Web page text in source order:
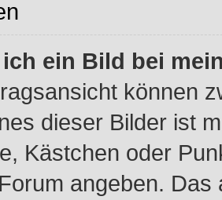
ein Bild bei
können
dieser Bilder ist
Kästchen oder
angeben.